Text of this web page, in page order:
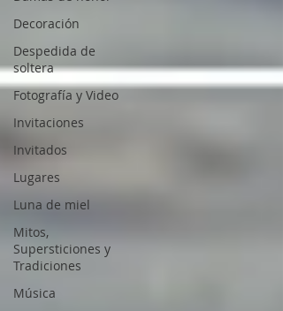
Decoración
Despedida de
soltera
Fotografía y Video
Invitaciones
Invitados
Lugares
Luna de miel
Mitos,
Supersticiones y
Tradiciones
Música